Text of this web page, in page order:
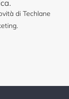
di Techlane